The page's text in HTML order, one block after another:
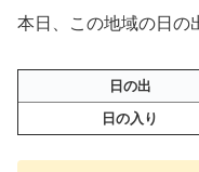
本日、この地域の日の
日の出
日の入り